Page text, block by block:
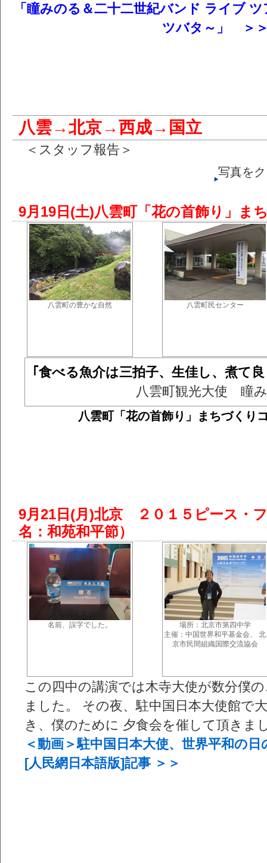
「瞳みのる＆二十二世紀バンド ライブ
ツバタ～」 ＞
八雲→北京→西成→国立
＜スタッフ報告＞
写真を
9月19日(土)八雲町「花の首飾り」ま
八雲町の豊かな自然 八雲町民センター
｢食べる魚介は三拍子、生佳し、煮て
八雲町観光大使 瞳
八雲町「花の首飾り」まちづく
9月21日(月)北京 ２０１５ピース・
名：和苑和平節）
名前、誤字でした。
場所：北京市第四中学
主催：中国世界和平基金会、 北
京市民間組織国際交流協会
この四中の講演では木寺大使が数分僕
ました。 その夜、駐中国日本大使館で
き、僕のために 夕食会を催して頂きま
＜動画＞駐中国日本大使、世界平和の
[人民網日本語版]記事 ＞＞